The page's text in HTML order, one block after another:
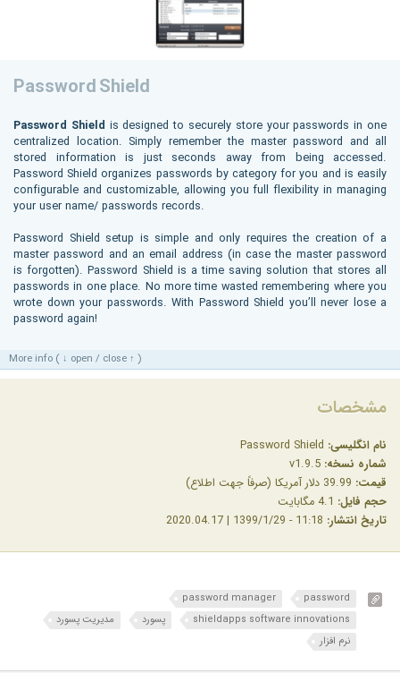
Password Shield
Password Shield is designed to securely store your passwords in one
centralized location. Simply remember the master password and all
stored information is just seconds away from being accessed.
Password Shield organizes passwords by category for you and is easily
configurable and customizable, allowing you full flexibility in managing
your user name/ passwords records.
Password Shield setup is simple and only requires the creation of a
master password and an email address (in case the master password
is forgotten). Password Shield is a time saving solution that stores all
passwords in one place. No more time wasted remembering where you
wrote down your passwords. With Password Shield you’ll never lose a
password again!
More info ( ↓ open / close ↑ )
مشخصات
نام انگلیسی:
شماره نسخه:
قیمت:
حجم فایل:
تاریخ انتشار:
password
password manager
shieldapps software innovations
پسورد
مدیریت پسورد
نرم افزار